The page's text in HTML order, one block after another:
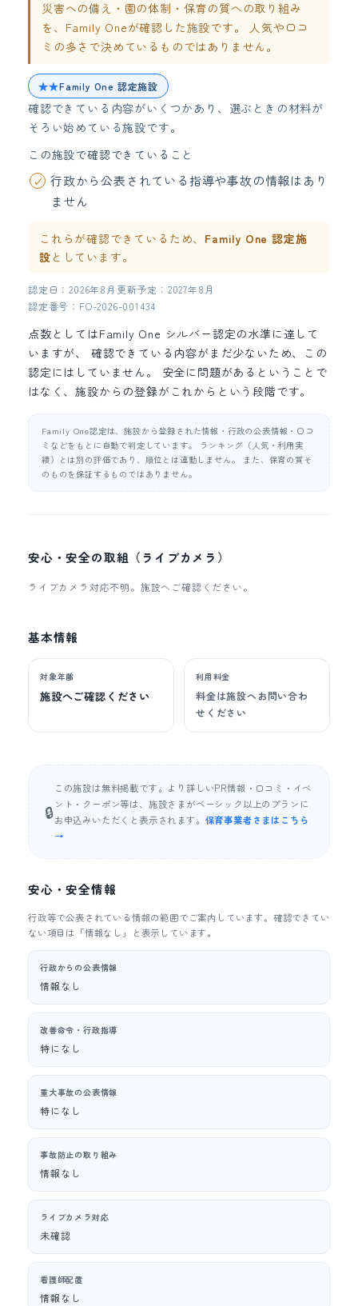
災害への備え・園の体制・保育の質への取り組み
を、Family Oneが確認した施設です。 人気や口コ
ミの多さで決めているものではありません。
★★Family One 認定施設
確認できている内容がいくつかあり、選ぶときの材料が
そろい始めている施設です。
この施設で確認できていること
行政から公表されている指導や事故の情報はあり
ません
これらが確認できているため、 Family One 認定施
設 としています。
認定日：2026年8月 更新予定：2027年8月
認定番号：FO-2026-001434
点数としてはFamily One シルバー認定の水準に達して
いますが、 確認できている内容がまだ少ないため、この
認定にはしていません。 安全に問題があるということで
はなく、施設からの登録がこれからという段階です。
Family One認定は、施設から登録された情報・行政の公表情報・口コ
ミなどをもとに自動で判定しています。 ランキング（人気・利用実
績）とは別の評価であり、順位とは連動しません。 また、保育の質そ
のものを保証するものではありません。
安心・安全の取組（ライブカメラ）
ライブカメラ対応不明。施設へご確認ください。
基本情報
対象年齢
施設へご確認ください
利用料金
料金は施設へお問い合わ
せください
🔒
この施設は無料掲載です。より詳しいPR情報・口コミ・イベ
ント・クーポン等は、施設さまがベーシック以上のプランに
お申込みいただくと表示されます。 保育事業者さまはこちら
→
安心・安全情報
行政等で公表されている情報の範囲でご案内しています。確認できてい
ない項目は「情報なし」と表示しています。
行政からの公表情報
情報なし
改善命令・行政指導
特になし
重大事故の公表情報
特になし
事故防止の取り組み
情報なし
ライブカメラ対応
未確認
看護師配置
情報なし